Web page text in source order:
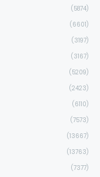
(5874)
(6601)
(3197)
(3167)
(5209)
(2423)
(6110)
(7573)
(13667)
(13763)
(7377)